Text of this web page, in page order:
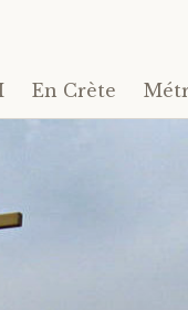
En Crète